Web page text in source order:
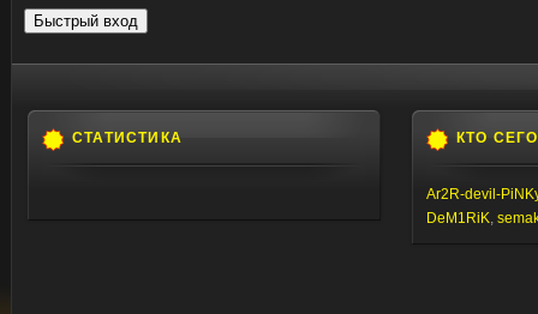
СТАТИСТИКА КТО
Ar2R-devil-
DeM1RiK,